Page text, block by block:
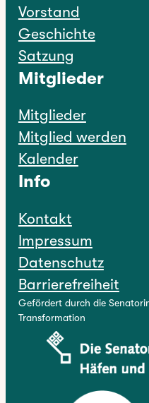
Vorstand
Geschichte
Satzung
Mitglieder
Mitglieder
Mitglied werden
Kalender
Info
Kontakt
Impressum
Datenschutz
Barrierefreiheit
Gefördert durch die
Transformation